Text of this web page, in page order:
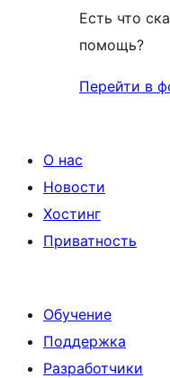
Есть что
помощь?
Перейти в
О нас
Новости
Хостинг
Приватность
Обучение
Поддержка
Разработчики